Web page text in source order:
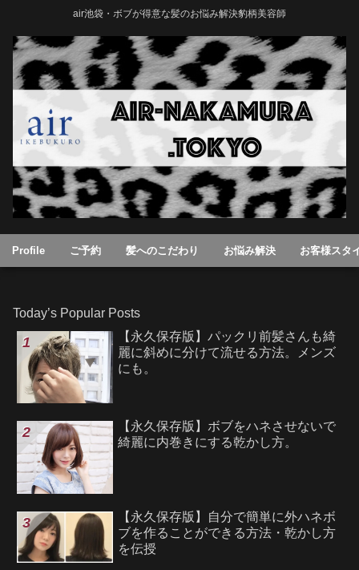
air池袋・ボブが得意な髪のお悩み解決豹柄美容師
Profile ご予約 髪へのこだわり お悩み解決 お客様スタ
Today’s Popular Posts
【永久保存版】パックリ前髪さんも綺
麗に斜めに分けて流せる方法。メンズ
にも。
【永久保存版】ボブをハネさせないで
綺麗に内巻きにする乾かし方。
【永久保存版】自分で簡単に外ハネボ
ブを作ることができる方法・乾かし方
を伝授